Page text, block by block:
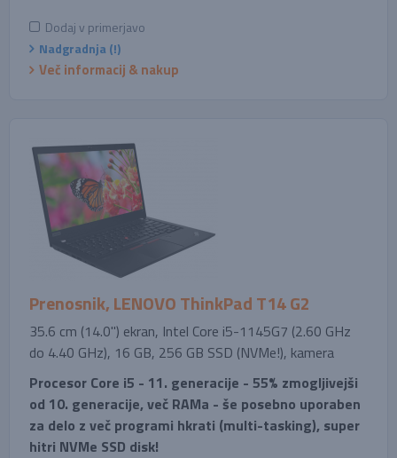
Dodaj v primerjavo
Nadgradnja (!)
Več informacij & nakup
Prenosnik, LENOVO ThinkPad T14 G2
35.6 cm (14.0'') ekran, Intel Core i5-1145G7 (2.60 GHz
do 4.40 GHz), 16 GB, 256 GB SSD (NVMe!), kamera
Procesor Core i5 - 11. generacije - 55% zmogljivejši
od 10. generacije, več RAMa - še posebno uporaben
za delo z več programi hkrati (multi-tasking), super
hitri NVMe SSD disk!